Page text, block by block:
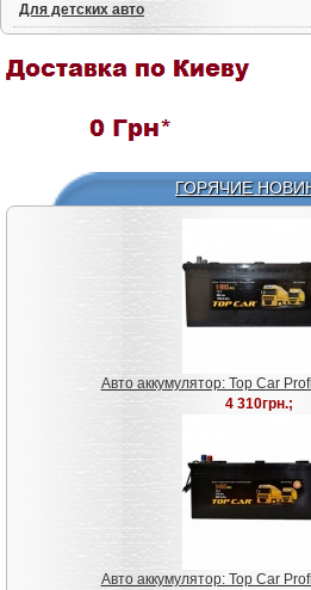
Для детских авто
ГОРЯЧИЕ
Авто аккумулятор: Top Car
4 310грн.;
Авто аккумулятор: Top Car